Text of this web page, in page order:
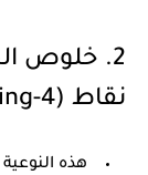
2. خلوص
نقاط (4-Point Contact Bearing):
هذه